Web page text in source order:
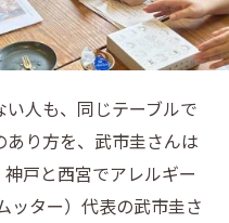
人も、同じテーブルで
あり方を、武市圭さんは
神戸と西宮でアレルギー
ター）代表の武市圭さ